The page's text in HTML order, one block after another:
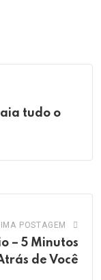
tudo o
POSTAGEM
– 5 Minutos
de Você